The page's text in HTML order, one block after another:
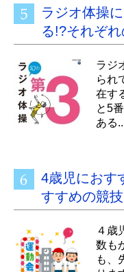
ラジオ体操
る!?それぞれ
ラジ
られ
在す
と5
ある
4歳児におす
すすめの競
４歳
数も
も、